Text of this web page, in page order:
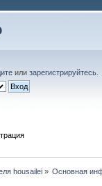
или зарегистрируйтесь
housailei» Основная